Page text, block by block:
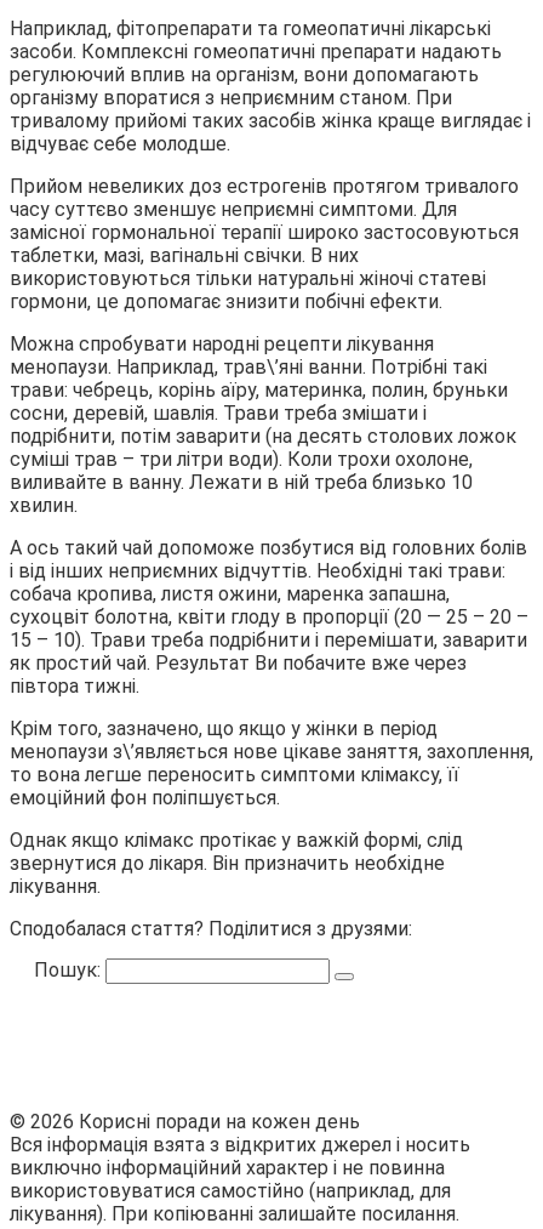
Наприклад, фітопрепарати та гомеопатичні лікарські
засоби. Комплексні гомеопатичні препарати надають
регулюючий вплив на організм, вони допомагають
організму впоратися з неприємним станом. При
тривалому прийомі таких засобів жінка краще виглядає і
відчуває себе молодше.
Прийом невеликих доз естрогенів протягом тривалого
часу суттєво зменшує неприємні симптоми. Для
замісної гормональної терапії широко застосовуються
таблетки, мазі, вагінальні свічки. В них
використовуються тільки натуральні жіночі статеві
гормони, це допомагає знизити побічні ефекти.
Можна спробувати народні рецепти лікування
менопаузи. Наприклад, трав\’яні ванни. Потрібні такі
трави: чебрець, корінь аїру, материнка, полин, бруньки
сосни, деревій, шавлія. Трави треба змішати і
подрібнити, потім заварити (на десять столових ложок
суміші трав – три літри води). Коли трохи охолоне,
виливайте в ванну. Лежати в ній треба близько 10
хвилин.
А ось такий чай допоможе позбутися від головних болів
і від інших неприємних відчуттів. Необхідні такі трави:
собача кропива, листя ожини, маренка запашна,
сухоцвіт болотна, квіти глоду в пропорції (20 — 25 – 20 –
15 – 10). Трави треба подрібнити і перемішати, заварити
як простий чай. Результат Ви побачите вже через
півтора тижні.
Крім того, зазначено, що якщо у жінки в період
менопаузи з\’являється нове цікаве заняття, захоплення,
то вона легше переносить симптоми клімаксу, її
емоційний фон поліпшується.
Однак якщо клімакс протікає у важкій формі, слід
звернутися до лікаря. Він призначить необхідне
лікування.
Сподобалася стаття? Поділитися з друзями:
Пошук:
© 2026 Корисні поради на кожен день
Вся інформація взята з відкритих джерел і носить
виключно інформаційний характер і не повинна
використовуватися самостійно (наприклад, для
лікування). При копіюванні залишайте посилання.